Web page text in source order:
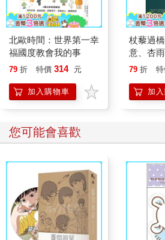
能夠將內心的想法與外在表達保持一致
他人，也會細細體察自己的內心。他們
了什麼樣的情緒與需求，也有能力清楚
麼」，並引導對方能夠理解與回應。他
獨自維繫關係，而是透過溝通與合作，
若在一段關係中，總是讓你感覺自己越
健康的關係，真正良好的關係，應該是
有所成長的互相擴張式關係，而這正是
標。在認知學習中有 IQ（智商）的概
需要一種稱為「關係智力」的能力，而
心能力。 2018年，我出版了《理解關係
有當「自我」與「他人」之間的心理界
立良好的人際互動。在那本書裡，我曾
念，並強調了兩點重要性：一是如何在
人進行良好的互動；二是在自我與關係
平衡。但近年來，社會上流行的人際關
訊將所謂健康的界線核心誤解為「自我
北歐時間：世界第一幸
福國度教會我的事
79 折 特價 314 元
加入購物車
杖藜過
意、杏
恭談以
79 折
加
您可能會喜歡